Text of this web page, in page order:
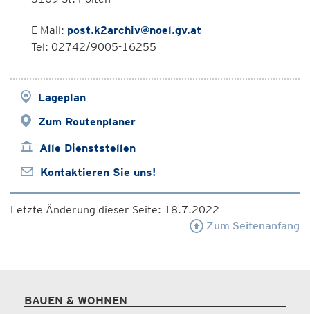
E-Mail: post.k2archiv@noel.gv.at
Tel: 02742/9005-16255
Lageplan
Zum Routenplaner
Alle Dienststellen
Kontaktieren Sie uns!
Letzte Änderung dieser Seite: 18.7.2022
Zum Seitenanfang
BAUEN & WOHNEN